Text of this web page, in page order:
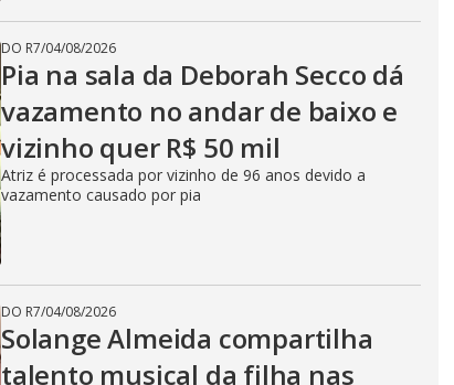
DO R7/04/08/2026
Pia na sala da Deborah Secco dá
vazamento no andar de baixo e
vizinho quer R$ 50 mil
Atriz é processada por vizinho de 96 anos devido a
vazamento causado por pia
DO R7/04/08/2026
Solange Almeida compartilha
talento musical da filha nas